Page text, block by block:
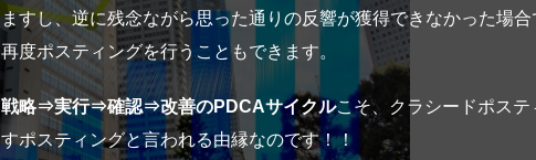
ますし、逆に残念ながら思った通りの反響が獲得できなかった場
再度ポスティングを行うこともできます。
戦略⇒実行⇒確認⇒改善のPDCAサイクルこそ、クラシードポス
すポスティングと言われる由縁なのです！！